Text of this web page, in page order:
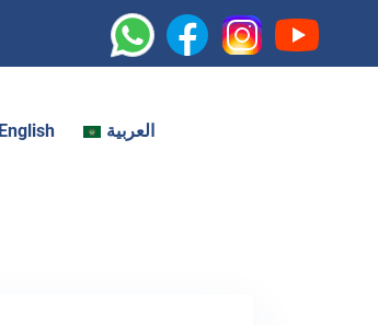
English العربية